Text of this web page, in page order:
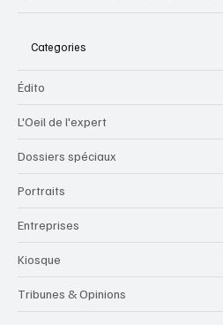
Categories
Édito
L'Oeil de l'expert
Dossiers spéciaux
Portraits
Entreprises
Kiosque
Tribunes & Opinions